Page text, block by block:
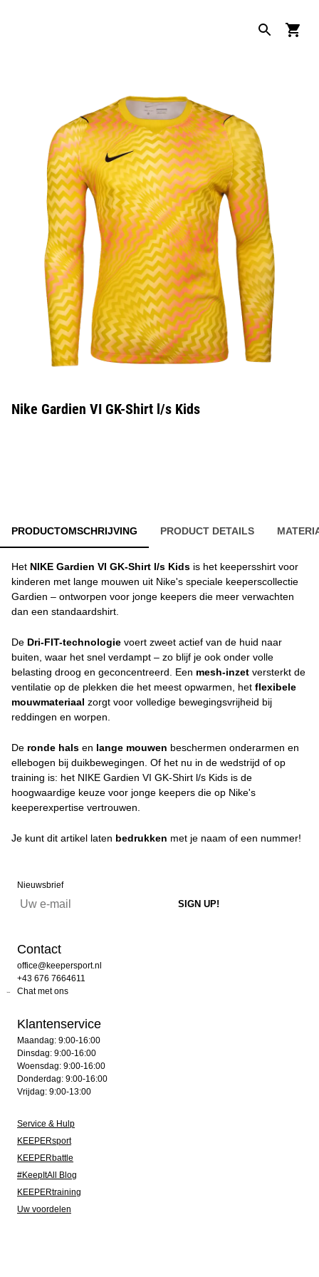
Nike Gardien VI GK-Shirt l/s Kids
PRODUCTOMSCHRIJVING PRODUCT DETAILS
Het NIKE Gardien VI GK-Shirt l/s Kids is het keepersshirt voor
kinderen met lange mouwen uit Nike's speciale keeperscollectie
Gardien – ontworpen voor jonge keepers die meer verwachten
dan een standaardshirt.
De Dri-FIT-technologie voert zweet actief van de huid naar
buiten, waar het snel verdampt – zo blijf je ook onder volle
belasting droog en geconcentreerd. Een mesh-inzet versterkt de
ventilatie op de plekken die het meest opwarmen, het flexibele
mouwmateriaal zorgt voor volledige bewegingsvrijheid bij
reddingen en worpen.
De ronde hals en lange mouwen beschermen onderarmen en
ellebogen bij duikbewegingen. Of het nu in de wedstrijd of op
training is: het NIKE Gardien VI GK-Shirt l/s Kids is de
hoogwaardige keuze voor jonge keepers die op Nike's
keeperexpertise vertrouwen.
Je kunt dit artikel laten bedrukken met je naam of een nummer!
Nieuwsbrief
Contact
office@keepersport.nl
+43 676 7664611
Chat met ons
Klantenservice
Maandag: 9:00-16:00
Dinsdag: 9:00-16:00
Woensdag: 9:00-16:00
Donderdag: 9:00-16:00
Vrijdag: 9:00-13:00
Service & Hulp
KEEPERsport
KEEPERbattle
#KeepItAll Blog
KEEPERtraining
Uw voordelen